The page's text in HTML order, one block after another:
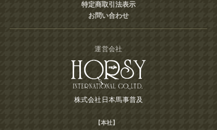
特定商取引法表示
お問い合わせ
運営会社
株式会社日本馬事普及
【本社】